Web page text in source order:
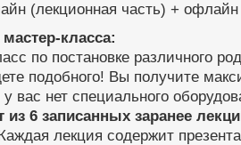
(лекционная часть) + офлайн
класса:
по постановке различного
подобного! Вы получите
вас нет специального
из 6 записанных заранее
лекция содержит